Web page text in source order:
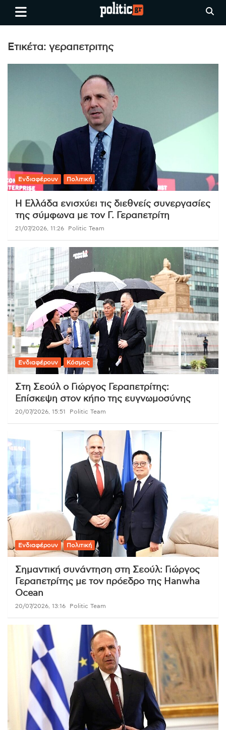
Skip
Ειδήσεις απο τη
Θεσσαλονίκη, την Ελλάδα και
όλο τον Κόσμο
politic.gr
Ετικέτα: γεραπετριτης
Ενδιαφέρουν Πολιτική
Η Ελλάδα ενισχύει τις διεθνείς συνεργασίες
της σύμφωνα με τον Γ. Γεραπετρίτη
21/07/2026, 11:26 Politic Team
Ενδιαφέρουν Κόσμος
Στη Σεούλ ο Γιώργος Γεραπετρίτης:
Επίσκεψη στον κήπο της ευγνωμοσύνης
20/07/2026, 15:51 Politic Team
Ενδιαφέρουν Πολιτική
Σημαντική συνάντηση στη Σεούλ: Γιώργος
Γεραπετρίτης με τον πρόεδρο της Hanwha
Ocean
20/07/2026, 13:16 Politic Team